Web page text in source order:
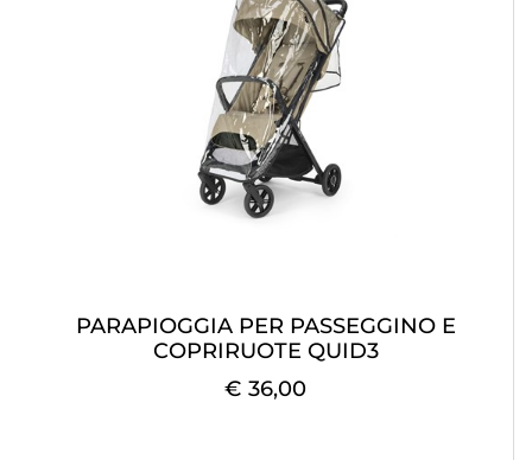
PARAPIOGGIA PER PASSEGGINO E
COPRIRUOTE QUID3
€ 36,00